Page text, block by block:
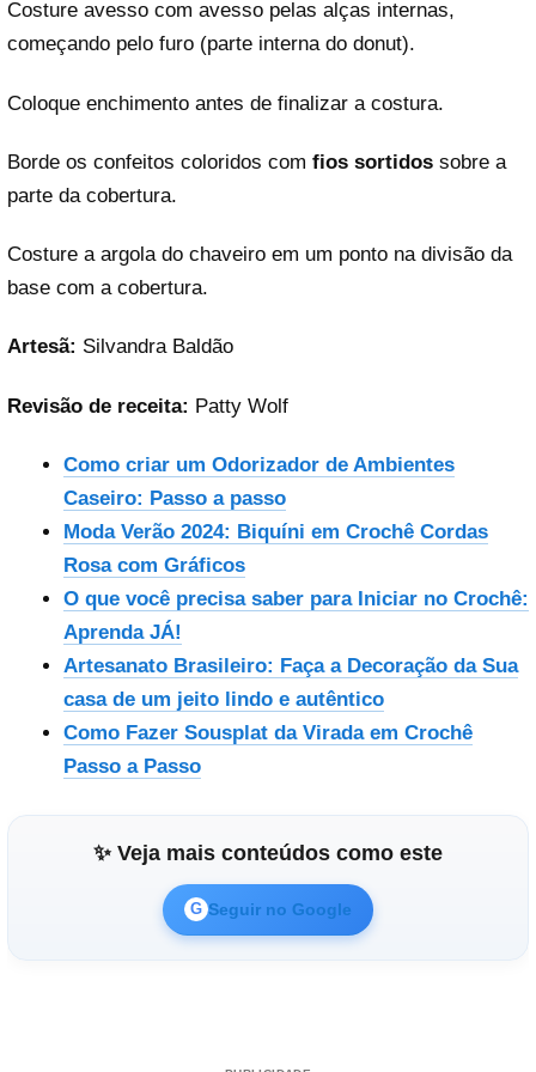
Costure avesso com avesso pelas alças internas,
começando pelo furo (parte interna do donut).
Coloque enchimento antes de finalizar a costura.
Borde os confeitos coloridos com fios sortidos sobre a
parte da cobertura.
Costure a argola do chaveiro em um ponto na divisão da
base com a cobertura.
Artesã: Silvandra Baldão
Revisão de receita: Patty Wolf
Como criar um Odorizador de Ambientes
Caseiro: Passo a passo
Moda Verão 2024: Biquíni em Crochê Cordas
Rosa com Gráficos
O que você precisa saber para Iniciar no Crochê:
Aprenda JÁ!
Artesanato Brasileiro: Faça a Decoração da Sua
casa de um jeito lindo e autêntico
Como Fazer Sousplat da Virada em Crochê
Passo a Passo
✨ Veja mais conteúdos como este
G Seguir no Google